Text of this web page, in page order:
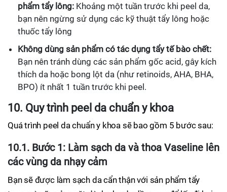
phẩm tẩy lông: Khoảng một tuần trước khi peel da,
bạn nên ngừng sử dụng các kỹ thuật tẩy lông hoặc
thuốc tẩy lông
Không dùng sản phẩm có tác dụng tẩy tế bào chết:
Bạn nên tránh dùng các sản phẩm gốc acid, gây kích
thích da hoặc bong lột da (như retinoids, AHA, BHA,
BPO) ít nhất 1 tuần trước khi peel.
10. Quy trình peel da chuẩn y khoa
Quá trình peel da chuẩn y khoa sẽ bao gồm 5 bước sau:
10.1. Bước 1: Làm sạch da và thoa Vaseline lên
các vùng da nhạy cảm
Bạn sẽ được làm sạch da cẩn thận với sản phẩm tẩy